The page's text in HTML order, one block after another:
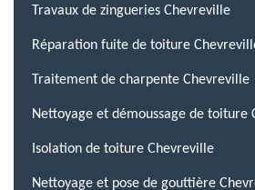
Travaux de zingueries Chevreville
Réparation fuite de toiture
Traitement de charpente Chevreville
Nettoyage et démoussage de toiture
Isolation de toiture Chevreville
Nettoyage et pose de gouttière